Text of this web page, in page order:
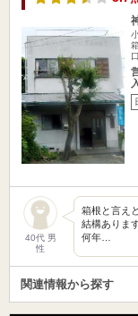
40代 男
性
箱根と言え
結構ありま
何年…
関連情報から探す